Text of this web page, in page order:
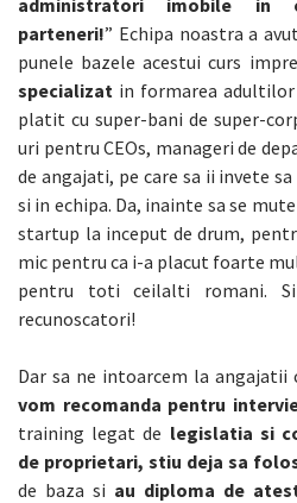
parteneri!” Echipa noastra a
punele bazele acestui curs
specializat in formarea adultilor
platit cu super-bani de super-
uri pentru CEOs, manageri de
de angajati, pe care sa ii invete
si in echipa. Da, inainte sa se
startup la inceput de drum,
mic pentru ca i-a placut foarte
pentru toti ceilalti romani.
recunoscatori!
Dar sa ne intoarcem la angajatii
vom recomanda pentru
training legat de legislatia si
de proprietari, stiu deja sa
de baza si au diploma de